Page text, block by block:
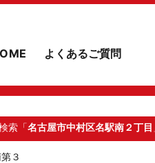
よくあるご質問
索「名古屋市中村区名駅南２丁目
３